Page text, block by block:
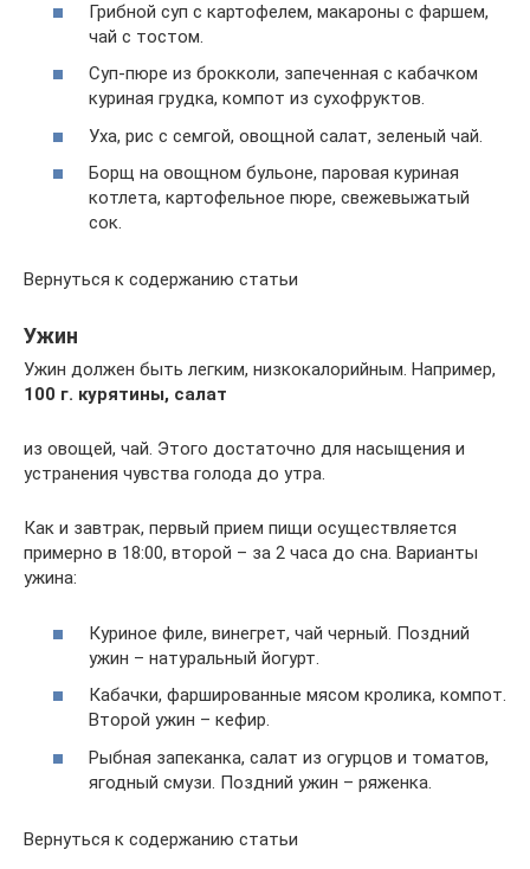
Грибной суп с картофелем, макароны с фаршем,
чай с тостом.
Суп-пюре из брокколи, запеченная с кабачком
куриная грудка, компот из сухофруктов.
Уха, рис с семгой, овощной салат, зеленый чай.
Борщ на овощном бульоне, паровая куриная
котлета, картофельное пюре, свежевыжатый
сок.
Вернуться к содержанию статьи
Ужин
Ужин должен быть легким, низкокалорийным. Например,
100 г. курятины, салат
из овощей, чай. Этого достаточно для насыщения и
устранения чувства голода до утра.
Как и завтрак, первый прием пищи осуществляется
примерно в 18:00, второй – за 2 часа до сна. Варианты
ужина:
Куриное филе, винегрет, чай черный. Поздний
ужин – натуральный йогурт.
Кабачки, фаршированные мясом кролика, компот.
Второй ужин – кефир.
Рыбная запеканка, салат из огурцов и томатов,
ягодный смузи. Поздний ужин – ряженка.
Вернуться к содержанию статьи